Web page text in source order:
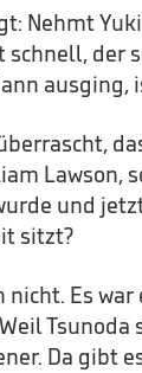
Nehmt
der
ausging,
Lawson,
und
sitzt?
Es war
Tsunoda
Da gibt